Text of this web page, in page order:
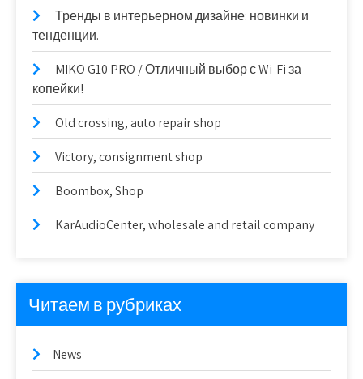
Тренды в интерьерном дизайне: новинки и
тенденции.
MIKO G10 PRO / Отличный выбор с Wi-Fi за
копейки!
Old crossing, auto repair shop
Victory, consignment shop
Boombox, Shop
KarAudioCenter, wholesale and retail company
Читаем в рубриках
News